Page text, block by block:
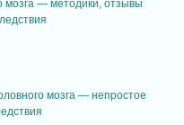
мозга — методики, отзывы
мозга — непростое